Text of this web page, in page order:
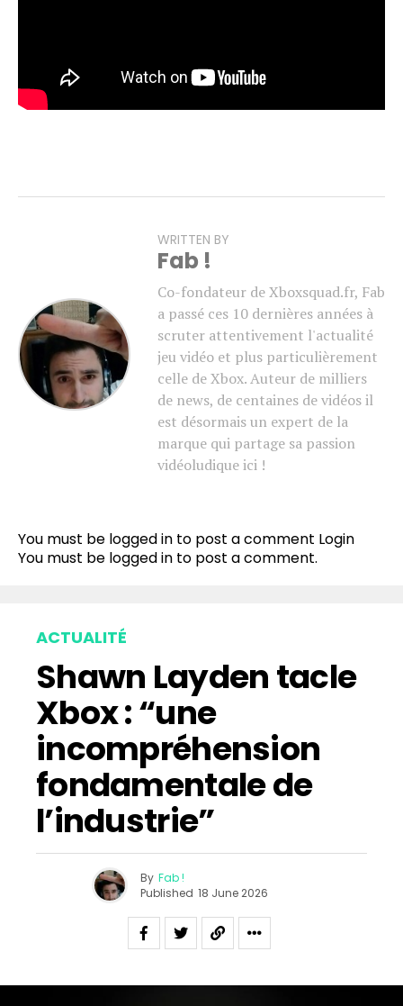
WRITTEN BY
Fab !
Co-fondateur de Xboxsquad.fr, Fab
a passé ces 10 dernières années à
scruter attentivement l'actualité
jeu vidéo et plus particulièrement
celle de Xbox. Auteur de milliers
de news, de centaines de vidéos il
est désormais un expert de la
marque qui partage sa passion
vidéoludique ici !
You must be logged in to post a comment Login
You must be logged in to post a comment.
ACTUALITÉ
Shawn Layden tacle
Xbox : “une
incompréhension
fondamentale de
l’industrie”
By Fab !
Published 18 June 2026